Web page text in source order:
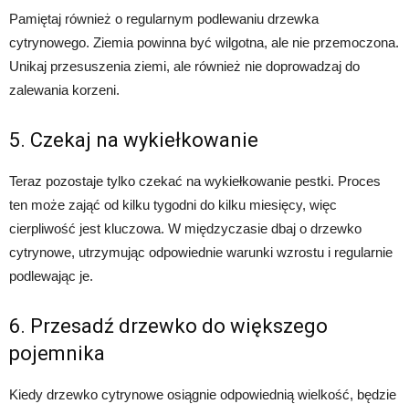
Pamiętaj również o regularnym podlewaniu drzewka
cytrynowego. Ziemia powinna być wilgotna, ale nie przemoczona.
Unikaj przesuszenia ziemi, ale również nie doprowadzaj do
zalewania korzeni.
5. Czekaj na wykiełkowanie
Teraz pozostaje tylko czekać na wykiełkowanie pestki. Proces
ten może zająć od kilku tygodni do kilku miesięcy, więc
cierpliwość jest kluczowa. W międzyczasie dbaj o drzewko
cytrynowe, utrzymując odpowiednie warunki wzrostu i regularnie
podlewając je.
6. Przesadź drzewko do większego
pojemnika
Kiedy drzewko cytrynowe osiągnie odpowiednią wielkość, będzie